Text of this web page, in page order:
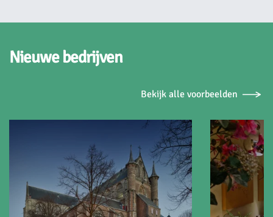
Nieuwe bedrijven
Bekijk alle voorbeelden